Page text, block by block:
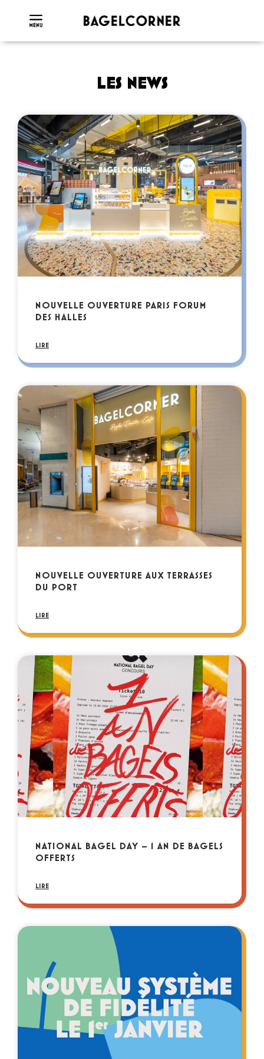
LES NEWS
NOUVELLE OUVERTURE PARIS FORUM
DES HALLES
LIRE
NOUVELLE OUVERTURE AUX TERRASSES
DU PORT
LIRE
NATIONAL BAGEL DAY – 1 AN DE BAGELS
OFFERTS
LIRE